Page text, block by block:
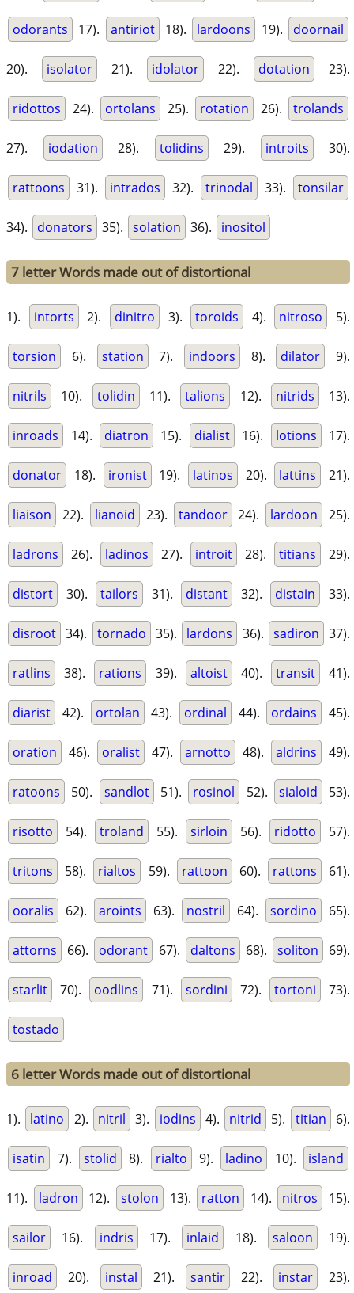
odorants 17). antiriot 18). lardoons 19). doornail
20). isolator 21). idolator 22). dotation 23).
ridottos 24). ortolans 25). rotation 26). trolands
27). iodation 28). tolidins 29). introits 30).
rattoons 31). intrados 32). trinodal 33). tonsilar
34). donators 35). solation 36). inositol
7 letter Words made out of distortional
1). intorts 2). dinitro 3). toroids 4). nitroso 5).
torsion 6). station 7). indoors 8). dilator 9).
nitrils 10). tolidin 11). talions 12). nitrids 13).
inroads 14). diatron 15). dialist 16). lotions 17).
donator 18). ironist 19). latinos 20). lattins 21).
liaison 22). lianoid 23). tandoor 24). lardoon 25).
ladrons 26). ladinos 27). introit 28). titians 29).
distort 30). tailors 31). distant 32). distain 33).
disroot 34). tornado 35). lardons 36). sadiron 37).
ratlins 38). rations 39). altoist 40). transit 41).
diarist 42). ortolan 43). ordinal 44). ordains 45).
oration 46). oralist 47). arnotto 48). aldrins 49).
ratoons 50). sandlot 51). rosinol 52). sialoid 53).
risotto 54). troland 55). sirloin 56). ridotto 57).
tritons 58). rialtos 59). rattoon 60). rattons 61).
ooralis 62). aroints 63). nostril 64). sordino 65).
attorns 66). odorant 67). daltons 68). soliton 69).
starlit 70). oodlins 71). sordini 72). tortoni 73).
tostado
6 letter Words made out of distortional
1). latino 2). nitril 3). iodins 4). nitrid 5). titian 6).
isatin 7). stolid 8). rialto 9). ladino 10). island
11). ladron 12). stolon 13). ratton 14). nitros 15).
sailor 16). indris 17). inlaid 18). saloon 19).
inroad 20). instal 21). santir 22). instar 23).